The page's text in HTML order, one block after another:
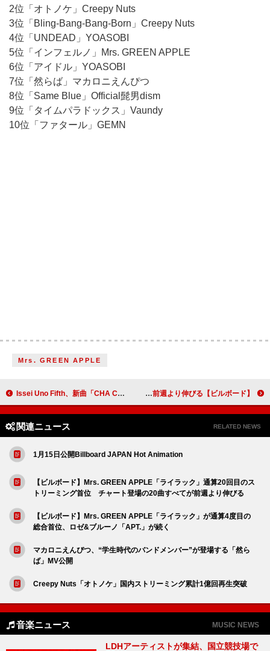
2位「オトノケ」Creepy Nuts
3位「Bling-Bang-Bang-Born」Creepy Nuts
4位「UNDEAD」YOASOBI
5位「インフェルノ」Mrs. GREEN APPLE
6位「アイドル」YOASOBI
7位「然らば」マカロニえんぴつ
8位「Same Blue」Official髭男dism
9位「タイムパラドックス」Vaundy
10位「ファタール」GEMN
Mrs. GREEN APPLE
Issei Uno Fifth、新曲「CHA CHA 愛」をリリース 【ビルボード】Mrs. GREEN APPLE「ライラック」通算20回目のストリーミング首位 チャート登場の20曲すべてが前週より伸びる
関連ニュース RELATED NEWS
1月15日公開Billboard JAPAN Hot Animation
【ビルボード】Mrs. GREEN APPLE「ライラック」通算20回目のス
トリーミング首位 チャート登場の20曲すべてが前週より伸びる
【ビルボード】Mrs. GREEN APPLE「ライラック」が通算4度目の
総合首位、ロゼ&ブルーノ「APT.」が続く
マカロニえんぴつ、“学生時代のバンドメンバー”が登場する「然ら
ば」MV公開
Creepy Nuts「オトノケ」国内ストリーミング累計1億回再生突破
音楽ニュース MUSIC NEWS
LDHアーティストが集結、国立競技場で